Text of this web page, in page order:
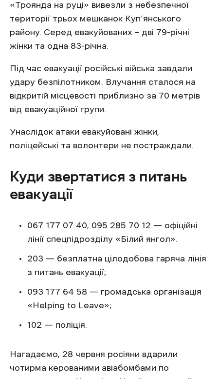
«Троянда на руці» вивезли з небезпечної
території трьох мешканок Куп’янського
району. Серед евакуйованих – дві 79-річні
жінки та одна 83-річна.
Під час евакуації російські війська завдали
удару безпілотником. Влучання сталося на
відкритій місцевості приблизно за 70 метрів
від евакуаційної групи.
Унаслідок атаки евакуйовані жінки,
поліцейські та волонтери не постраждали.
Куди звертатися з питань
евакуації
067 177 07 40, 095 285 70 12 — офіційні
лінії спецпідрозділу «Білий янгол».
203 — безплатна цілодобова гаряча лінія
з питань евакуації;
093 177 64 58 — громадська організація
«Helping to Leave»;
102 — поліція.
Нагадаємо, 28 червня росіяни вдарили
чотирма керованими авіабомбами по